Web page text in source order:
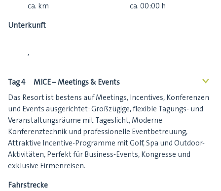
ca. km ca. 00:00 h
Unterkunft
,
Tag 4 MICE – Meetings & Events <
Das Resort ist bestens auf Meetings, Incentives, Konferenzen
und Events ausgerichtet: Großzügige, flexible Tagungs- und
Veranstaltungsräume mit Tageslicht, Moderne
Konferenztechnik und professionelle Eventbetreuung,
Attraktive Incentive-Programme mit Golf, Spa und Outdoor-
Aktivitäten, Perfekt für Business-Events, Kongresse und
exklusive Firmenreisen.
Fahrstrecke